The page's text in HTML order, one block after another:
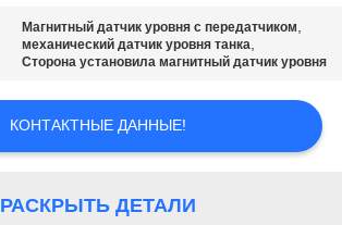
Магнитный датчик уровня с передатчиком,
механический датчик уровня танка,
Сторона установила магнитный датчик уровня
КОНТАКТНЫЕ ДАННЫЕ!
РАСКРЫТЬ ДЕТАЛИ